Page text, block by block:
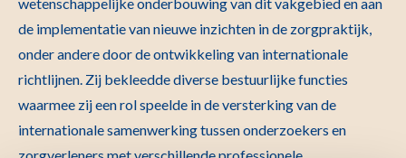
wetenschappelijke onderbouwing van dit vakgebied en aan
de implementatie van nieuwe inzichten in de zorgpraktijk,
onder andere door de ontwikkeling van internationale
richtlijnen. Zij bekleedde diverse bestuurlijke functies
waarmee zij een rol speelde in de versterking van de
internationale samenwerking tussen onderzoekers en